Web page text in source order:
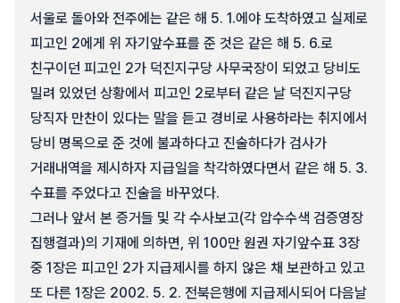
서울로 돌아와 전주에는 같은 해 5. 1.에야 도착하였고 실제로
피고인 2에게 위 자기앞수표를 준 것은 같은 해 5. 6.로
친구이던 피고인 2가 덕진지구당 사무국장이 되었고 당비도
밀려 있었던 상황에서 피고인 2로부터 같은 날 덕진지구당
당직자 만찬이 있다는 말을 듣고 경비로 사용하라는 취지에서
당비 명목으로 준 것에 불과하다고 진술하다가 검사가
거래내역을 제시하자 지급일을 착각하였다면서 같은 해 5. 3.
수표를 주었다고 진술을 바꾸었다.
그러나 앞서 본 증거들 및 각 수사보고(각 압수수색 검증영장
집행결과)의 기재에 의하면, 위 100만 원권 자기앞수표 3장
중 1장은 피고인 2가 지급제시를 하지 않은 채 보관하고 있고
또 다른 1장은 2002. 5. 2. 전북은행에 지급제시되어 다음날